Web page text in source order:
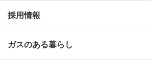
採用情報
ガスのある暮らし